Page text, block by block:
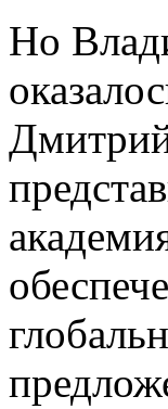
Но